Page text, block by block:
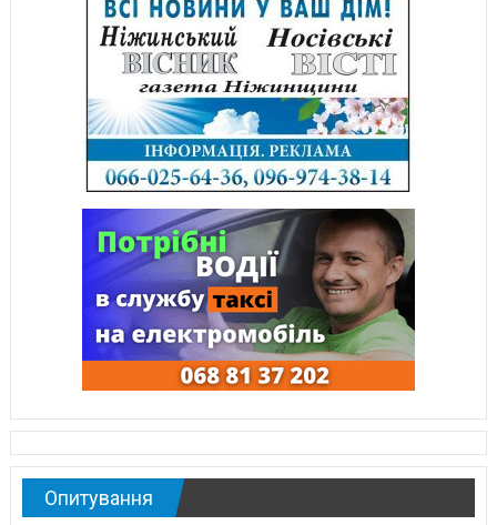
Опитування